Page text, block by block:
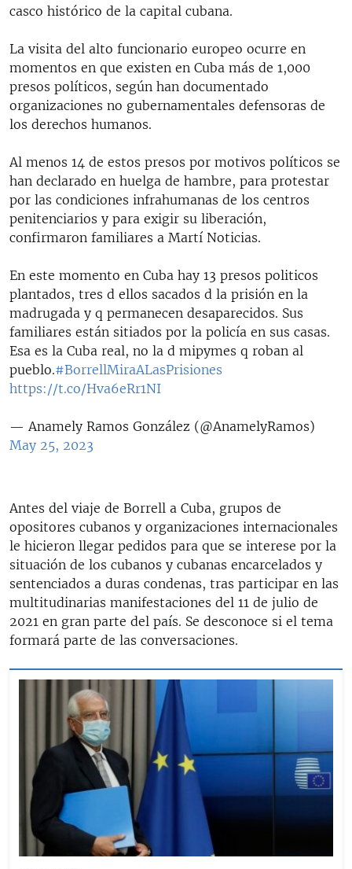
casco histórico de la capital cubana.
La visita del alto funcionario europeo ocurre en
momentos en que existen en Cuba más de 1,000
presos políticos, según han documentado
organizaciones no gubernamentales defensoras de
los derechos humanos.
Al menos 14 de estos presos por motivos políticos se
han declarado en huelga de hambre, para protestar
por las condiciones infrahumanas de los centros
penitenciarios y para exigir su liberación,
confirmaron familiares a Martí Noticias.
En este momento en Cuba hay 13 presos politicos
plantados, tres d ellos sacados d la prisión en la
madrugada y q permanecen desaparecidos. Sus
familiares están sitiados por la policía en sus casas.
Esa es la Cuba real, no la d mipymes q roban al
pueblo.#BorrellMiraALasPrisiones
https://t.co/Hva6eRr1NI
— Anamely Ramos González (@AnamelyRamos)
May 25, 2023
Antes del viaje de Borrell a Cuba, grupos de
opositores cubanos y organizaciones internacionales
le hicieron llegar pedidos para que se interese por la
situación de los cubanos y cubanas encarcelados y
sentenciados a duras condenas, tras participar en las
multitudinarias manifestaciones del 11 de julio de
2021 en gran parte del país. Se desconoce si el tema
formará parte de las conversaciones.